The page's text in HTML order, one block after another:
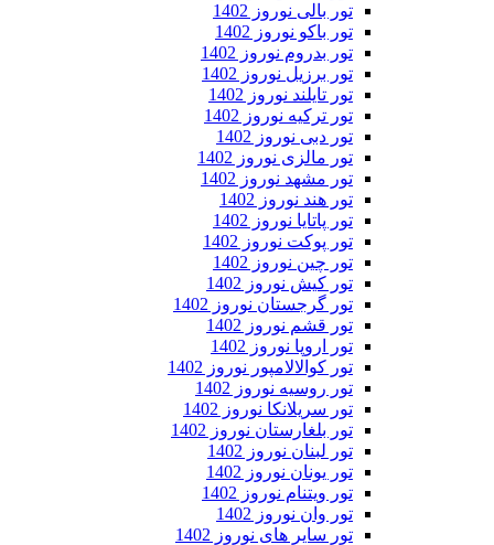
تور بالی نوروز 1402
تور باکو نوروز 1402
تور بدروم نوروز 1402
تور برزیل نوروز 1402
تور تایلند نوروز 1402
تور ترکیه نوروز 1402
تور دبی نوروز 1402
تور مالزی نوروز 1402
تور مشهد نوروز 1402
تور هند نوروز 1402
تور پاتایا نوروز 1402
تور پوکت نوروز 1402
تور چین نوروز 1402
تور کیش نوروز 1402
تور گرجستان نوروز 1402
تور قشم نوروز 1402
تور اروپا نوروز 1402
تور کوالالامپور نوروز 1402
تور روسیه نوروز 1402
تور سریلانکا نوروز 1402
تور بلغارستان نوروز 1402
تور لبنان نوروز 1402
تور یونان نوروز 1402
تور ویتنام نوروز 1402
تور وان نوروز 1402
تور سایر های نوروز 1402